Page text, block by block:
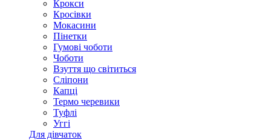
Крокси
Кросівки
Мокасини
Пінетки
Гумові чоботи
Чоботи
Взуття що світиться
Сліпони
Капці
Термо черевики
Туфлі
Уггі
Для дівчаток